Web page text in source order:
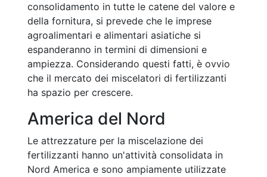
consolidamento in tutte le catene del valore e
della fornitura, si prevede che le imprese
agroalimentari e alimentari asiatiche si
espanderanno in termini di dimensioni e
ampiezza. Considerando questi fatti, è ovvio
che il mercato dei miscelatori di fertilizzanti
ha spazio per crescere.
America del Nord
Le attrezzature per la miscelazione dei
fertilizzanti hanno un'attività consolidata in
Nord America e sono ampiamente utilizzate